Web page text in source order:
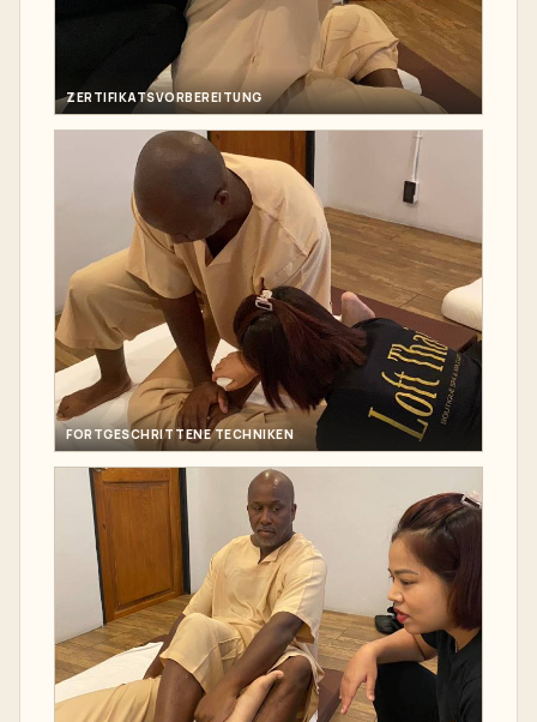
ZERTIFIKATSVORBEREITUNG
FORTGESCHRITTENE TECHNIKEN